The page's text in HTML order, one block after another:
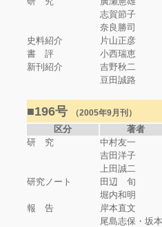
志賀節子
奈良勝司
史料紹介
片山正彦
書 評
小西瑞恵
新刊紹介
吉野秋二
豆田誠路
■196号 （2005年9月刊）
区分
著者
研 究
中村友一
吉田洋子
上田誠二
研究ノート
田辺 旬
堀内和明
報 告
岸本直文
尾島志保・坂